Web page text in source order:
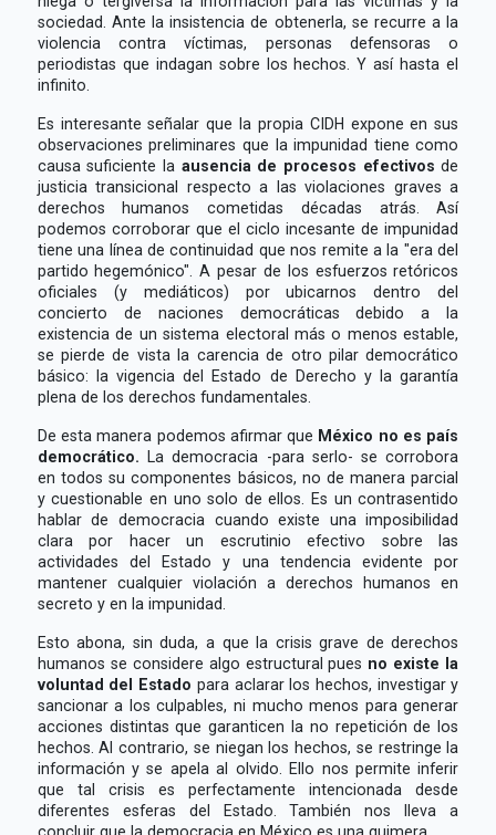
sociedad. Ante la insistencia de obtenerla, se recurre a la
violencia contra víctimas, personas defensoras o
periodistas que indagan sobre los hechos. Y así hasta el
infinito.
Es interesante señalar que la propia CIDH expone en sus
observaciones preliminares que la impunidad tiene como
causa suficiente la ausencia de procesos efectivos de
justicia transicional respecto a las violaciones graves a
derechos humanos cometidas décadas atrás. Así
podemos corroborar que el ciclo incesante de impunidad
tiene una línea de continuidad que nos remite a la "era del
partido hegemónico". A pesar de los esfuerzos retóricos
oficiales (y mediáticos) por ubicarnos dentro del
concierto de naciones democráticas debido a la
existencia de un sistema electoral más o menos estable,
se pierde de vista la carencia de otro pilar democrático
básico: la vigencia del Estado de Derecho y la garantía
plena de los derechos fundamentales.
De esta manera podemos afirmar que México no es país
democrático. La democracia -para serlo- se corrobora
en todos su componentes básicos, no de manera parcial
y cuestionable en uno solo de ellos. Es un contrasentido
hablar de democracia cuando existe una imposibilidad
clara por hacer un escrutinio efectivo sobre las
actividades del Estado y una tendencia evidente por
mantener cualquier violación a derechos humanos en
secreto y en la impunidad.
Esto abona, sin duda, a que la crisis grave de derechos
humanos se considere algo estructural pues no existe la
voluntad del Estado para aclarar los hechos, investigar y
sancionar a los culpables, ni mucho menos para generar
acciones distintas que garanticen la no repetición de los
hechos. Al contrario, se niegan los hechos, se restringe la
información y se apela al olvido. Ello nos permite inferir
que tal crisis es perfectamente intencionada desde
diferentes esferas del Estado. También nos lleva a
concluir que la democracia en México es una quimera.